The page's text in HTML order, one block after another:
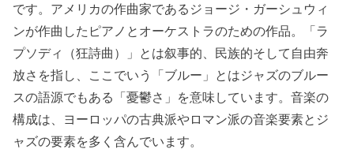
です。アメリカの作曲家であるジョージ・ガーシュウィ
ンが作曲したピアノとオーケストラのための作品。「ラ
プソディ（狂詩曲）」とは叙事的、民族的そして自由奔
放さを指し、ここでいう「ブルー」とはジャズのブルー
スの語源でもある「憂鬱さ」を意味しています。音楽の
構成は、ヨーロッパの古典派やロマン派の音楽要素とジ
ャズの要素を多く含んでいます。